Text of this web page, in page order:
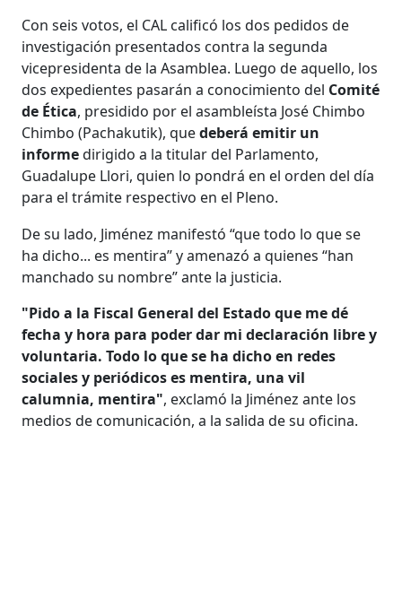
Con seis votos, el CAL calificó los dos pedidos de
investigación presentados contra la segunda
vicepresidenta de la Asamblea. Luego de aquello, los
dos expedientes pasarán a conocimiento del Comité
de Ética, presidido por el asambleísta José Chimbo
Chimbo (Pachakutik), quedeberá emitir un
informedirigido a la titular del Parlamento,
Guadalupe Llori, quien lo pondrá en el orden del día
para el trámite respectivo en el Pleno.
De su lado, Jiménez manifestó “que todo lo que se
ha dicho... es mentira” y amenazó a quienes “han
manchado su nombre” ante la justicia.
"Pido a la Fiscal General del Estado que me dé
fecha y hora para poder dar mi declaración libre y
voluntaria. Todo lo que se ha dicho en redes
sociales y periódicos es mentira, una vil
calumnia, mentira", exclamó la Jiménez ante los
medios de comunicación, a la salida de su oficina.